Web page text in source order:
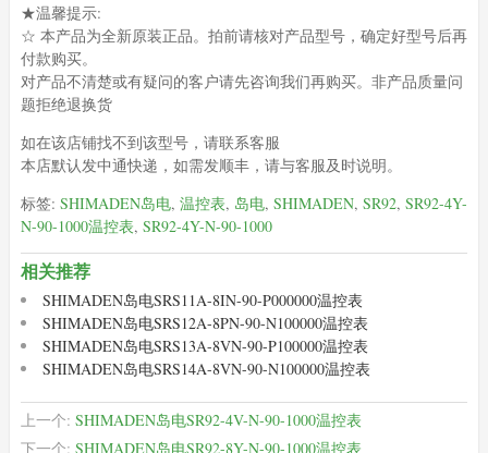
★温馨提示:
☆ 本产品为全新原装正品。拍前请核对产品型号，确定好型号后再
付款购买。
对产品不清楚或有疑问的客户请先咨询我们再购买。非产品质量问
题拒绝退换货
如在该店铺找不到该型号，请联系客服
本店默认发中通快递，如需发顺丰，请与客服及时说明。
标签: SHIMADEN岛电, 温控表, 岛电, SHIMADEN, SR92, SR92-4Y-
N-90-1000温控表, SR92-4Y-N-90-1000
相关推荐
SHIMADEN岛电SRS11A-8IN-90-P000000温控表
SHIMADEN岛电SRS12A-8PN-90-N100000温控表
SHIMADEN岛电SRS13A-8VN-90-P100000温控表
SHIMADEN岛电SRS14A-8VN-90-N100000温控表
上一个: SHIMADEN岛电SR92-4V-N-90-1000温控表
下一个: SHIMADEN岛电SR92-8Y-N-90-1000温控表